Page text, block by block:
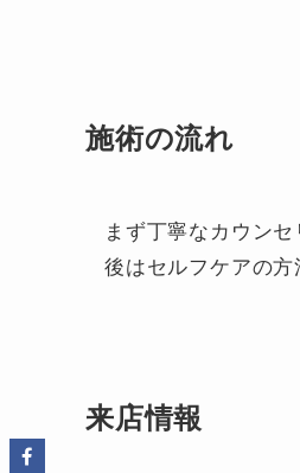
施術の流れ
まず丁寧なカウン
後はセルフケアの方
来店情報